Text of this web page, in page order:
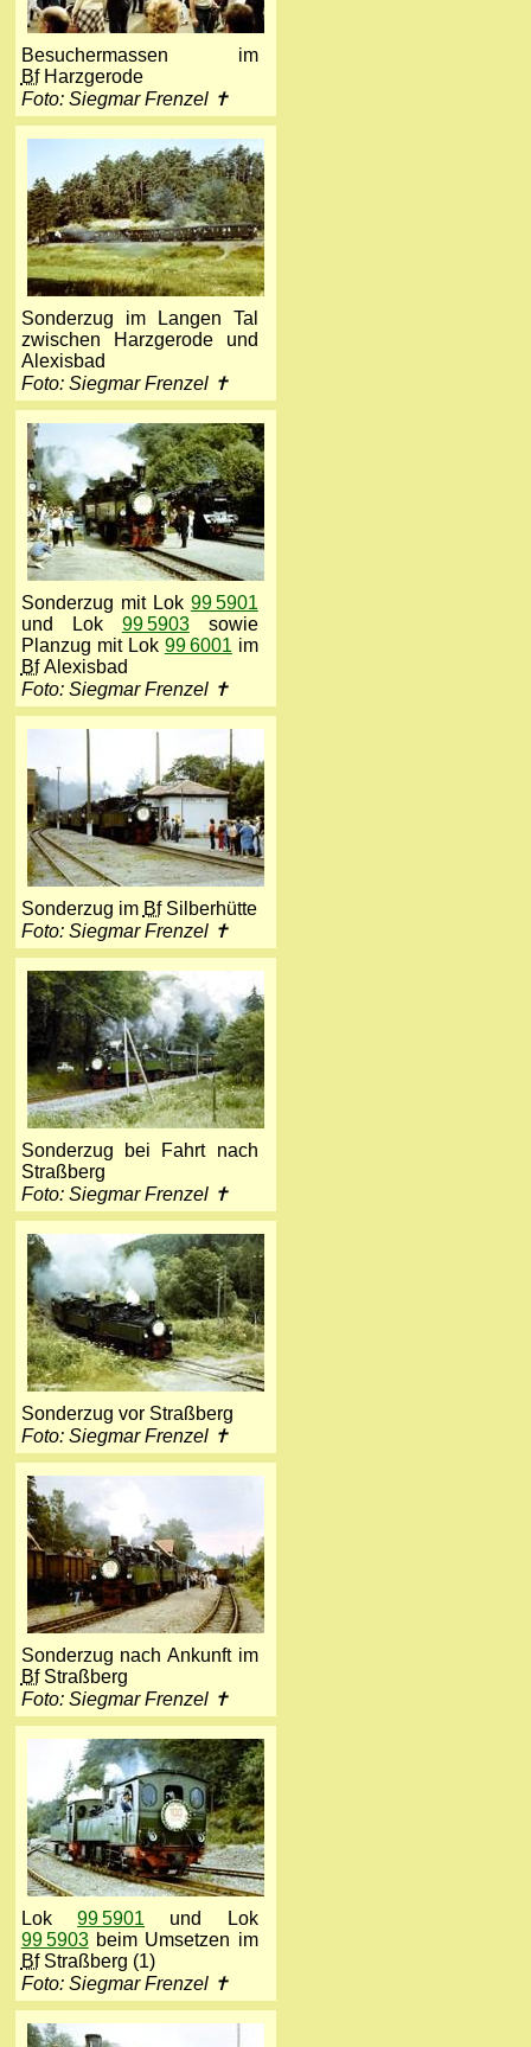
Besuchermassen im
BfHarzgerode
Foto: Siegmar Frenzel ✝
Sonderzug im Langen Tal
zwischen Harzgerode und
Alexisbad
Foto: Siegmar Frenzel ✝
Sonderzug mit Lok 99 5901
und Lok 99 5903sowie
Planzug mit Lok 99 6001 im
BfAlexisbad
Foto: Siegmar Frenzel ✝
Sonderzug im BfSilberhütte
Foto: Siegmar Frenzel ✝
Sonderzug bei Fahrt nach
Straßberg
Foto: Siegmar Frenzel ✝
Sonderzug vor Straßberg
Foto: Siegmar Frenzel ✝
Sonderzug nach Ankunft im
BfStraßberg
Foto: Siegmar Frenzel ✝
Lok99 5901 und Lok
99 5903beim Umsetzen im
BfStraßberg (1)
Foto: Siegmar Frenzel ✝